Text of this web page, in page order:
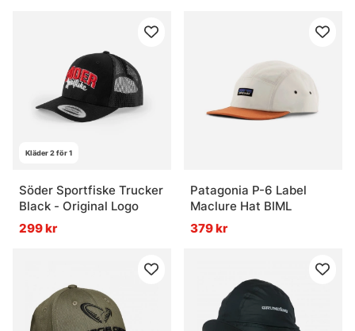
Kläder 2 för 1
Söder Sportfiske Trucker
Black - Original Logo
299 kr
Patagonia P-6 Label
Maclure Hat BIML
379 kr